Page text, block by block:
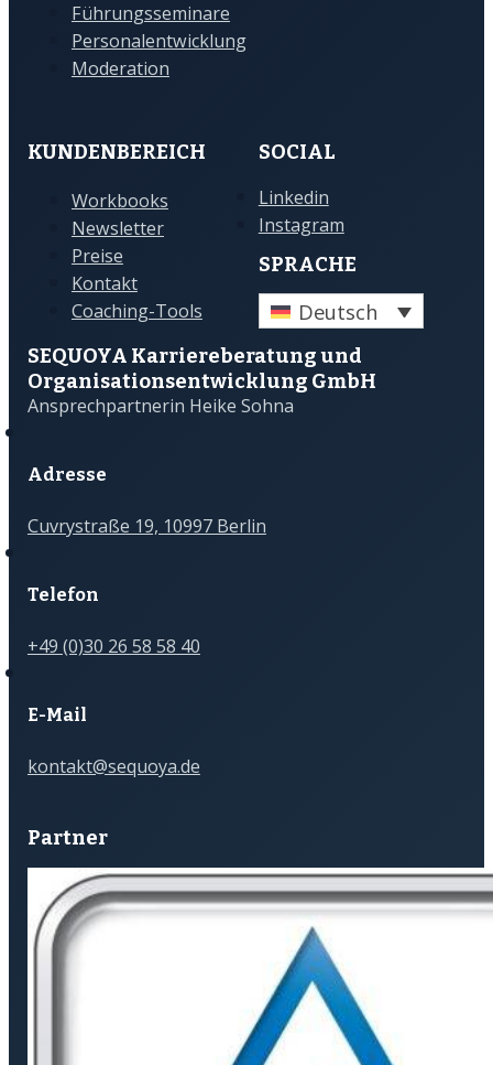
Führungsseminare
Personalentwicklung
Moderation
KUNDENBEREICH
Workbooks
Newsletter
Preise
Kontakt
Coaching-Tools
SOCIAL
Linkedin
Instagram
SPRACHE
Deutsch
SEQUOYA Karriere­­beratung und
Organisations­­entwicklung GmbH
Ansprechpartnerin Heike Sohna
Adresse
Cuvrystraße 19, 10997 Berlin
Telefon
+49 (0)30 26 58 58 40
E-Mail
kontakt@sequoya.de
Partner